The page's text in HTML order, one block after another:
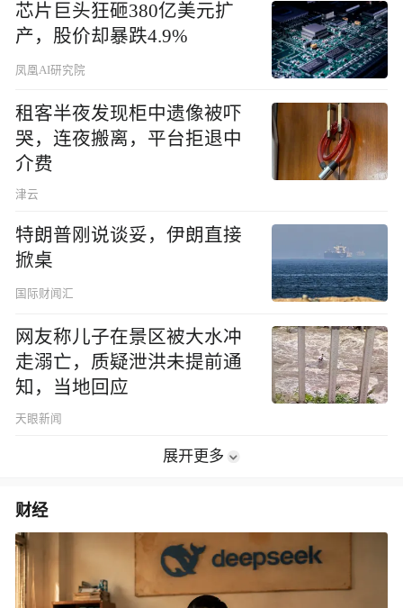
芯片巨头狂砸380亿美元扩
产，股价却暴跌4.9%
凤凰AI研究院
租客半夜发现柜中遗像被吓
哭，连夜搬离，平台拒退中
介费
津云
特朗普刚说谈妥，伊朗直接
掀桌
国际财闻汇
网友称儿子在景区被大水冲
走溺亡，质疑泄洪未提前通
知，当地回应
天眼新闻
展开更多
财经